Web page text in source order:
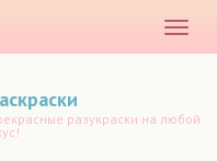
меню
разукраски на любой